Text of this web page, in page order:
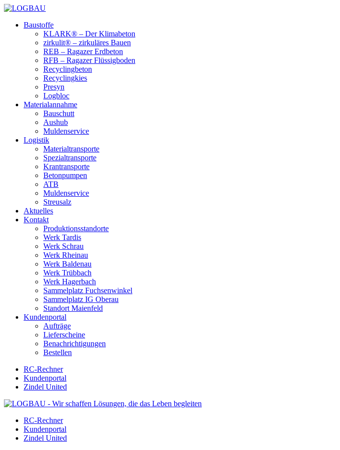
Baustoffe
KLARK® – Der Klimabeton
zirkulit® – zirkuläres Bauen
REB – Ragazer Erdbeton
RFB – Ragazer Flüssigboden
Recyclingbeton
Recyclingkies
Presyn
Logbloc
Materialannahme
Bauschutt
Aushub
Muldenservice
Logistik
Materialtransporte
Spezialtransporte
Krantransporte
Betonpumpen
ATB
Muldenservice
Streusalz
Aktuelles
Kontakt
Produktionsstandorte
Werk Tardis
Werk Schrau
Werk Rheinau
Werk Baldenau
Werk Trübbach
Werk Hagerbach
Sammelplatz Fuchsenwinkel
Sammelplatz IG Oberau
Standort Maienfeld
Kundenportal
Aufträge
Lieferscheine
Benachrichtigungen
Bestellen
RC-Rechner
Kundenportal
Zindel United
RC-Rechner
Kundenportal
Zindel United